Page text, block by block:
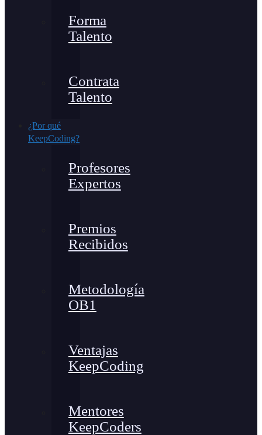
Forma
Talento
Contrata
Talento
¿Por qué
KeepCoding?
Profesores
Expertos
Premios
Recibidos
Metodología
OB1
Ventajas
KeepCoding
Mentores
KeepCoders